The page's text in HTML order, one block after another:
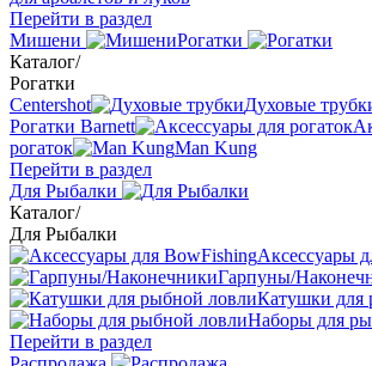
Перейти в раздел
Мишени
Рогатки
Каталог/
Рогатки
Centershot
Духовые
Рогатки Barnett
рогаток
Man Kung
Перейти в раздел
Для Рыбалки
Каталог/
Для Рыбалки
Аксессуары
Гарпуны/
Катушки для
Наборы для
Перейти в раздел